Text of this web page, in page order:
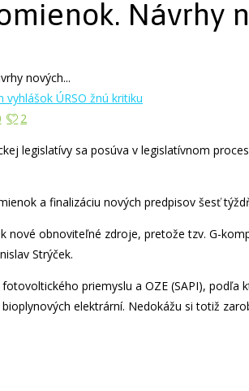
Návrhy
nových...
2
legislatívy sa posúva v legislatívnom
a finalizáciu nových predpisov šesť
nové obnoviteľné zdroje, pretože tzv. G-
Strýček.
priemyslu a OZE (SAPI),
elektrární. Nedokážu si totiž